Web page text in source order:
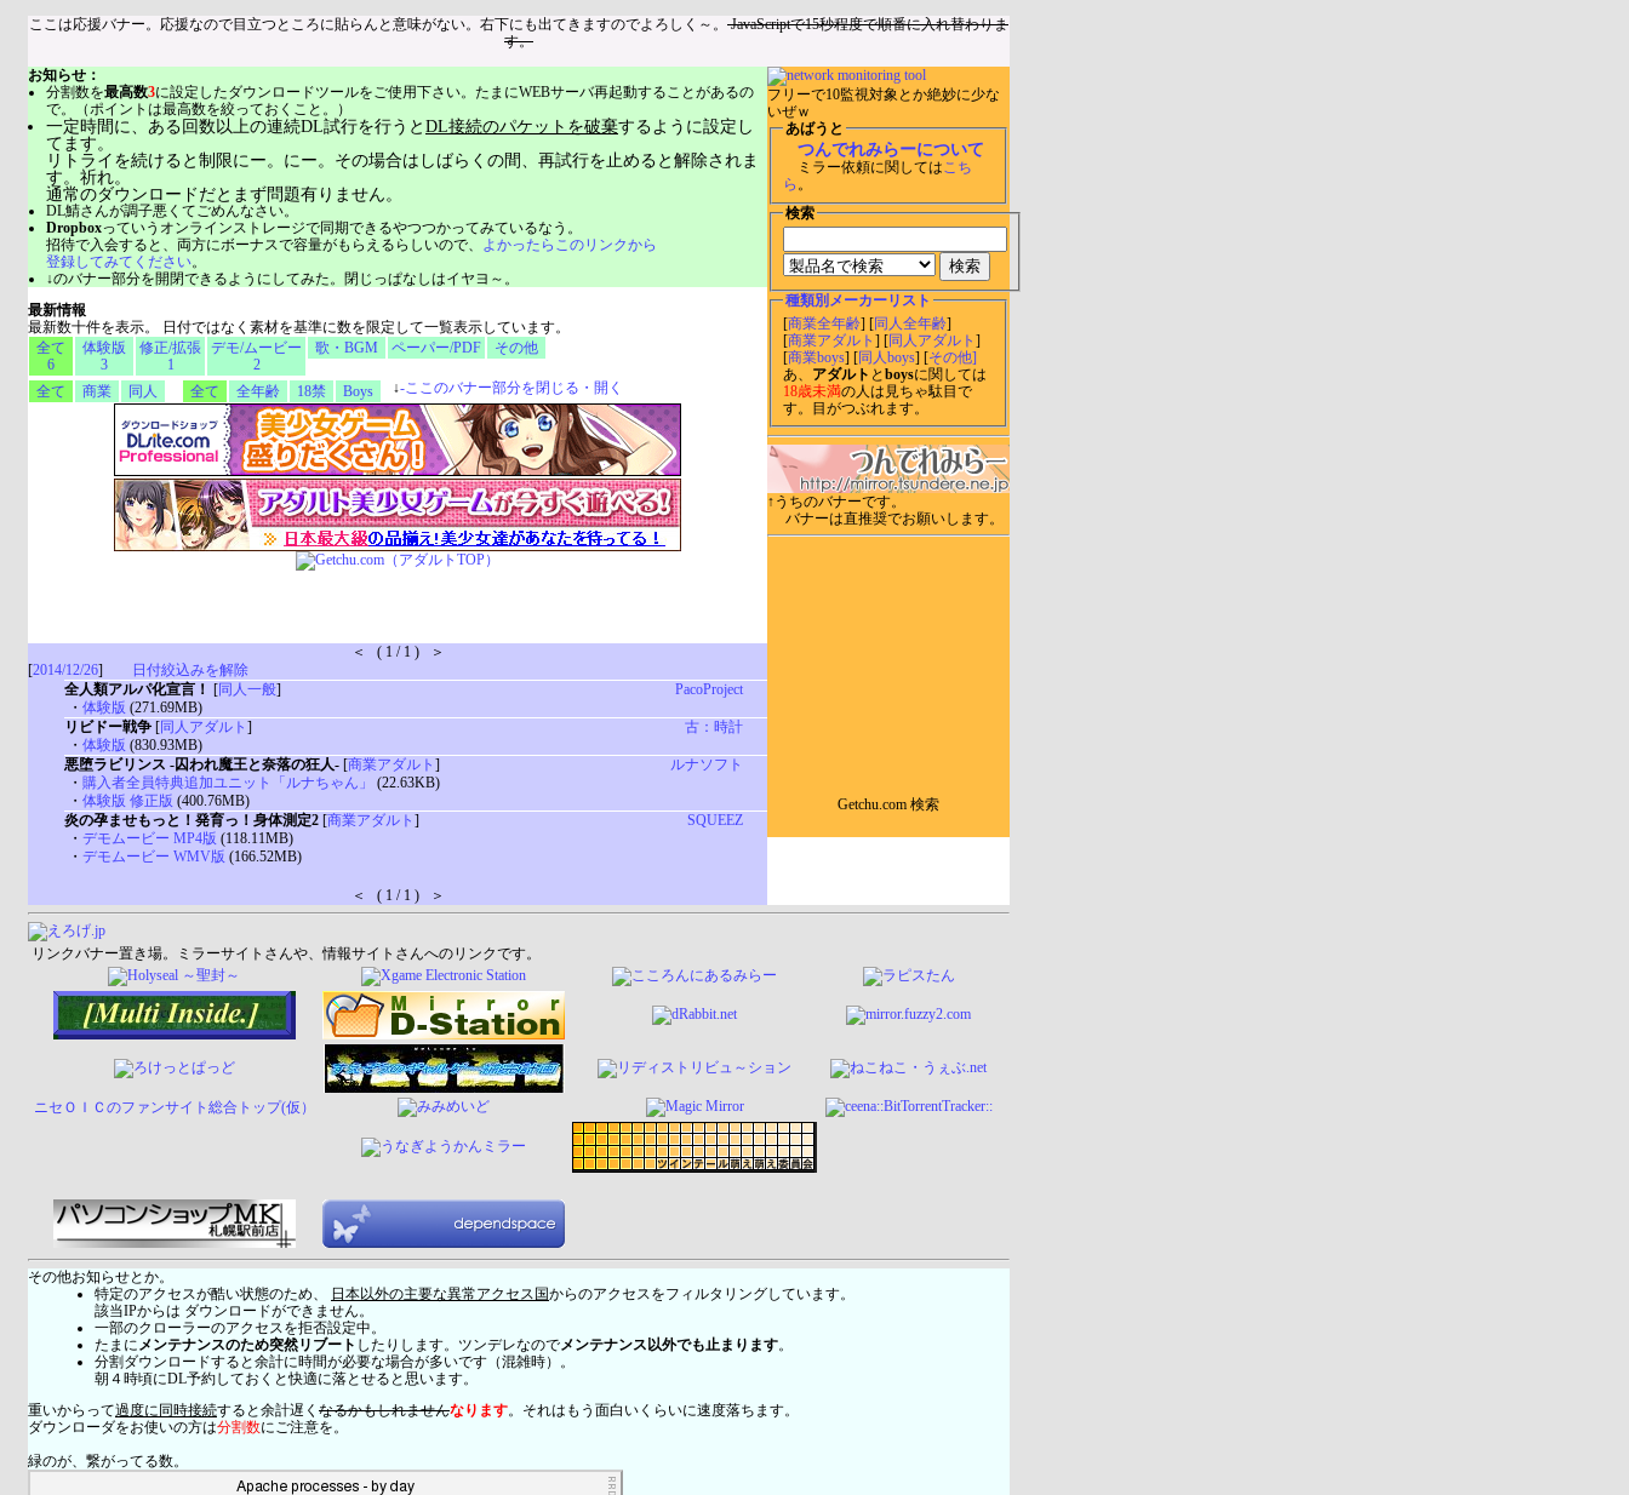
ここは応援バナー。応援なので目立つところに貼らんと意味がない。右下にも出てきますのでよろしく～。 JavaScriptで15秒程度で順番に入れ替わりま
す。
フリーで10監視対象とか絶妙に少な
いぜｗ
あばうと
つんでれみらーについて
ミラー依頼に関してはこち
ら 。
検索
種類別メーカーリスト
[商業全年齢 ] [同人全年齢]
[商業アダルト ] [同人アダルト ]
[商業boys] [同人boys ] [その他]
あ、 アダルト とboysに関しては
18歳未満の人は見ちゃ駄目で
す。目がつぶれます。
↑うちのバナーです。
バナーは直推奨でお願いします。
Getchu.com 検索
お知らせ：
分割数を最高数3に設定したダウンロードツールをご使用下さい。たまにWEBサーバ再起動することがあるの
で。（ポイントは最高数を絞っておくこと。）
一定時間に、ある回数以上の連続DL試行を行うとDL接続のパケットを破棄するように設定し
てます。
リトライを続けると制限にー。にー。その場合はしばらくの間、再試行を止めると解除されま
す。祈れ。
通常のダウンロードだとまず問題有りません。
DL鯖さんが調子悪くてごめんなさい。
Dropboxっていうオンラインストレージで同期できるやつつかってみているなう。
招待で入会すると、両方にボーナスで容量がもらえるらしいので、 よかったらこのリンクから
登録してみてください。
↓のバナー部分を開閉できるようにしてみた。閉じっぱなしはイヤヨ～。
最新情報
最新数十件を表示。 日付ではなく素材を基準に数を限定して一覧表示しています。
全て
6
体験版
3
修正/拡張
1
デモ/ムービー
2
歌・BGM ペーパー/PDF その他
全て 商業 同人 全て 全年齢 18禁 Boys ↓-ここのバナー部分を閉じる・開く
＜ ( 1 / 1 ) ＞
[2014/12/26]
日付絞込みを解除
全人類アルパ化宣言！
[同人一般]
PacoProject
・ 体験版 (271.69MB)
リビドー戦争 [同人アダルト ]
古：時計
・ 体験版 (830.93MB)
悪堕ラビリンス -囚われ魔王と奈落の狂人- [商業アダルト ]
ルナソフト
・ 購入者全員特典追加ユニット「ルナちゃん」
(22.63KB)
・ 体験版 修正版 (400.76MB)
炎の孕ませもっと！発育っ！身体測定2 [商業アダルト ]
SQUEEZ
・ デモムービー MP4版 (118.11MB)
・ デモムービー WMV版 (166.52MB)
＜ ( 1 / 1 ) ＞
リンクバナー置き場。ミラーサイトさんや、情報サイトさんへのリンクです。
ニセＯＩＣのファンサイト総合トップ(仮）
その他お知らせとか。
特定のアクセスが酷い状態のため、
日本以外の主要な異常アクセス国からのアクセスをフィルタリングしています。
該当IPからは ダウンロードができません。
一部のクローラーのアクセスを拒否設定中。
たまにメンテナンスのため突然リブート したりします。ツンデレなのでメンテナンス以外でも止まります。
分割ダウンロードすると余計に時間が必要な場合が多いです（混雑時）。
朝４時頃にDL予約しておくと快適に落とせると思います。
重いからって過度に同時接続すると余計遅く なるかもしれませんなります。それはもう面白いくらいに速度落ちます。
ダウンローダをお使いの方は分割数にご注意を。
緑のが、繋がってる数。